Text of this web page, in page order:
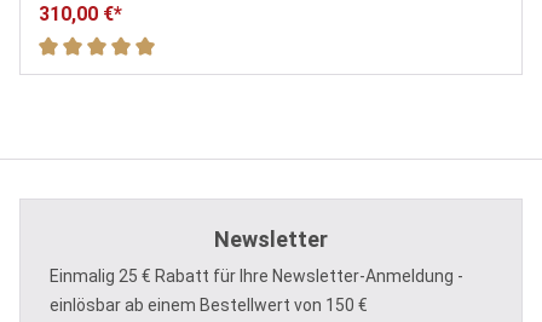
310,00 €*
Durchschnittliche Bewertung von 5 von 5 Sternen
Newsletter
Einmalig 25 € Rabatt für Ihre Newsletter-Anmeldung -
einlösbar ab einem Bestellwert von 150 €